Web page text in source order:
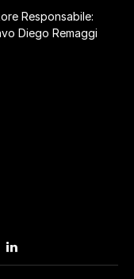
Responsabile:
Diego Remaggi
LinkedIn